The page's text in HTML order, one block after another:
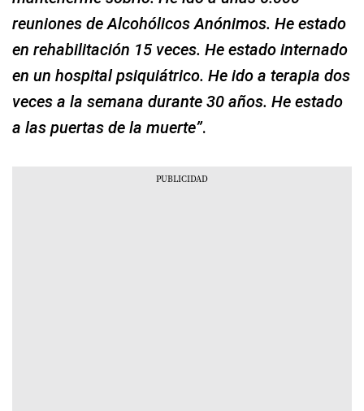
reuniones de Alcohólicos Anónimos. He estado
en rehabilitación 15 veces. He estado internado
en un hospital psiquiátrico. He ido a terapia dos
veces a la semana durante 30 años. He estado
a las puertas de la muerte”.